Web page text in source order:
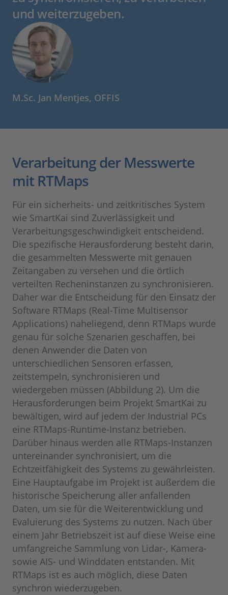
und weiterzugeben.
M.Sc. Jan Mentjes, OFFIS
Verarbeitung der Messwerte
mit RTMaps
Für ein sicherheits- und zeitkritisches System
wie SmartKai sind Zuverlässigkeit und
Verarbeitungsgeschwindigkeit entscheidend.
Die spezifische Herausforderung besteht darin,
die gesammelten Messwerte mit genauen
Zeitangaben zu versehen und die örtlich
verteilten Recheninstanzen zu synchronisieren.
Daher war die Entscheidung für den Einsatz der
Software RTMaps (Real-Time Multisensor
Applications) naheliegend, denn RTMaps wurde
genau für solche Szenarien geschaffen, bei
denen Anwender die Daten von
unterschiedlichen Sensoren erfassen,
zeitstempeln, synchronisieren und
wiedergeben müssen (Abbildung 2). Um die
Herausforderungen beim Projekt SmartKai zu
bewältigen, wird auf je­dem der Industrial PCs
eine RTMaps-Runtime-Instanz betrieben.
Darüber hinaus werden alle RTMaps-Instanzen
untereinander synchronisiert, um die
Echtzeitfähigkeit des Systems zu gewährleisten.
Eine Hauptaufgabe im Projekt ist außerdem die
historische Speicherung aller anfallenden
Daten, um sie für die Weiterentwicklung und
Evaluierung des Systems zu nutzen. Nach über
einem Jahr Betriebszeit ist auf diese Weise eine
umfangreiche Sammlung von Lidar-, Kamera-
sowie AIS- und Winddaten entstanden. Mit
RTMaps ist es auch möglich, diese Daten
synchron wiederzugeben.